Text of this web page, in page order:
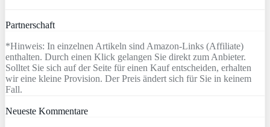
Partnerschaft
*Hinweis: In einzelnen Artikeln sind Amazon-Links (Affiliate)
enthalten. Durch einen Klick gelangen Sie direkt zum Anbieter.
Solltet Sie sich auf der Seite für einen Kauf entscheiden, erhalten
wir eine kleine Provision. Der Preis ändert sich für Sie in keinem
Fall.
Neueste Kommentare